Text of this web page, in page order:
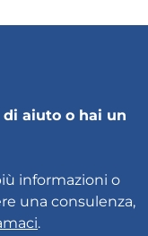
aiuto o hai un
informazioni o
una consulenza,
.